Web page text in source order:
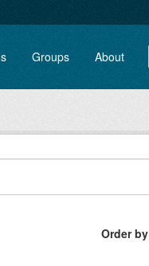
Groups About
Order by